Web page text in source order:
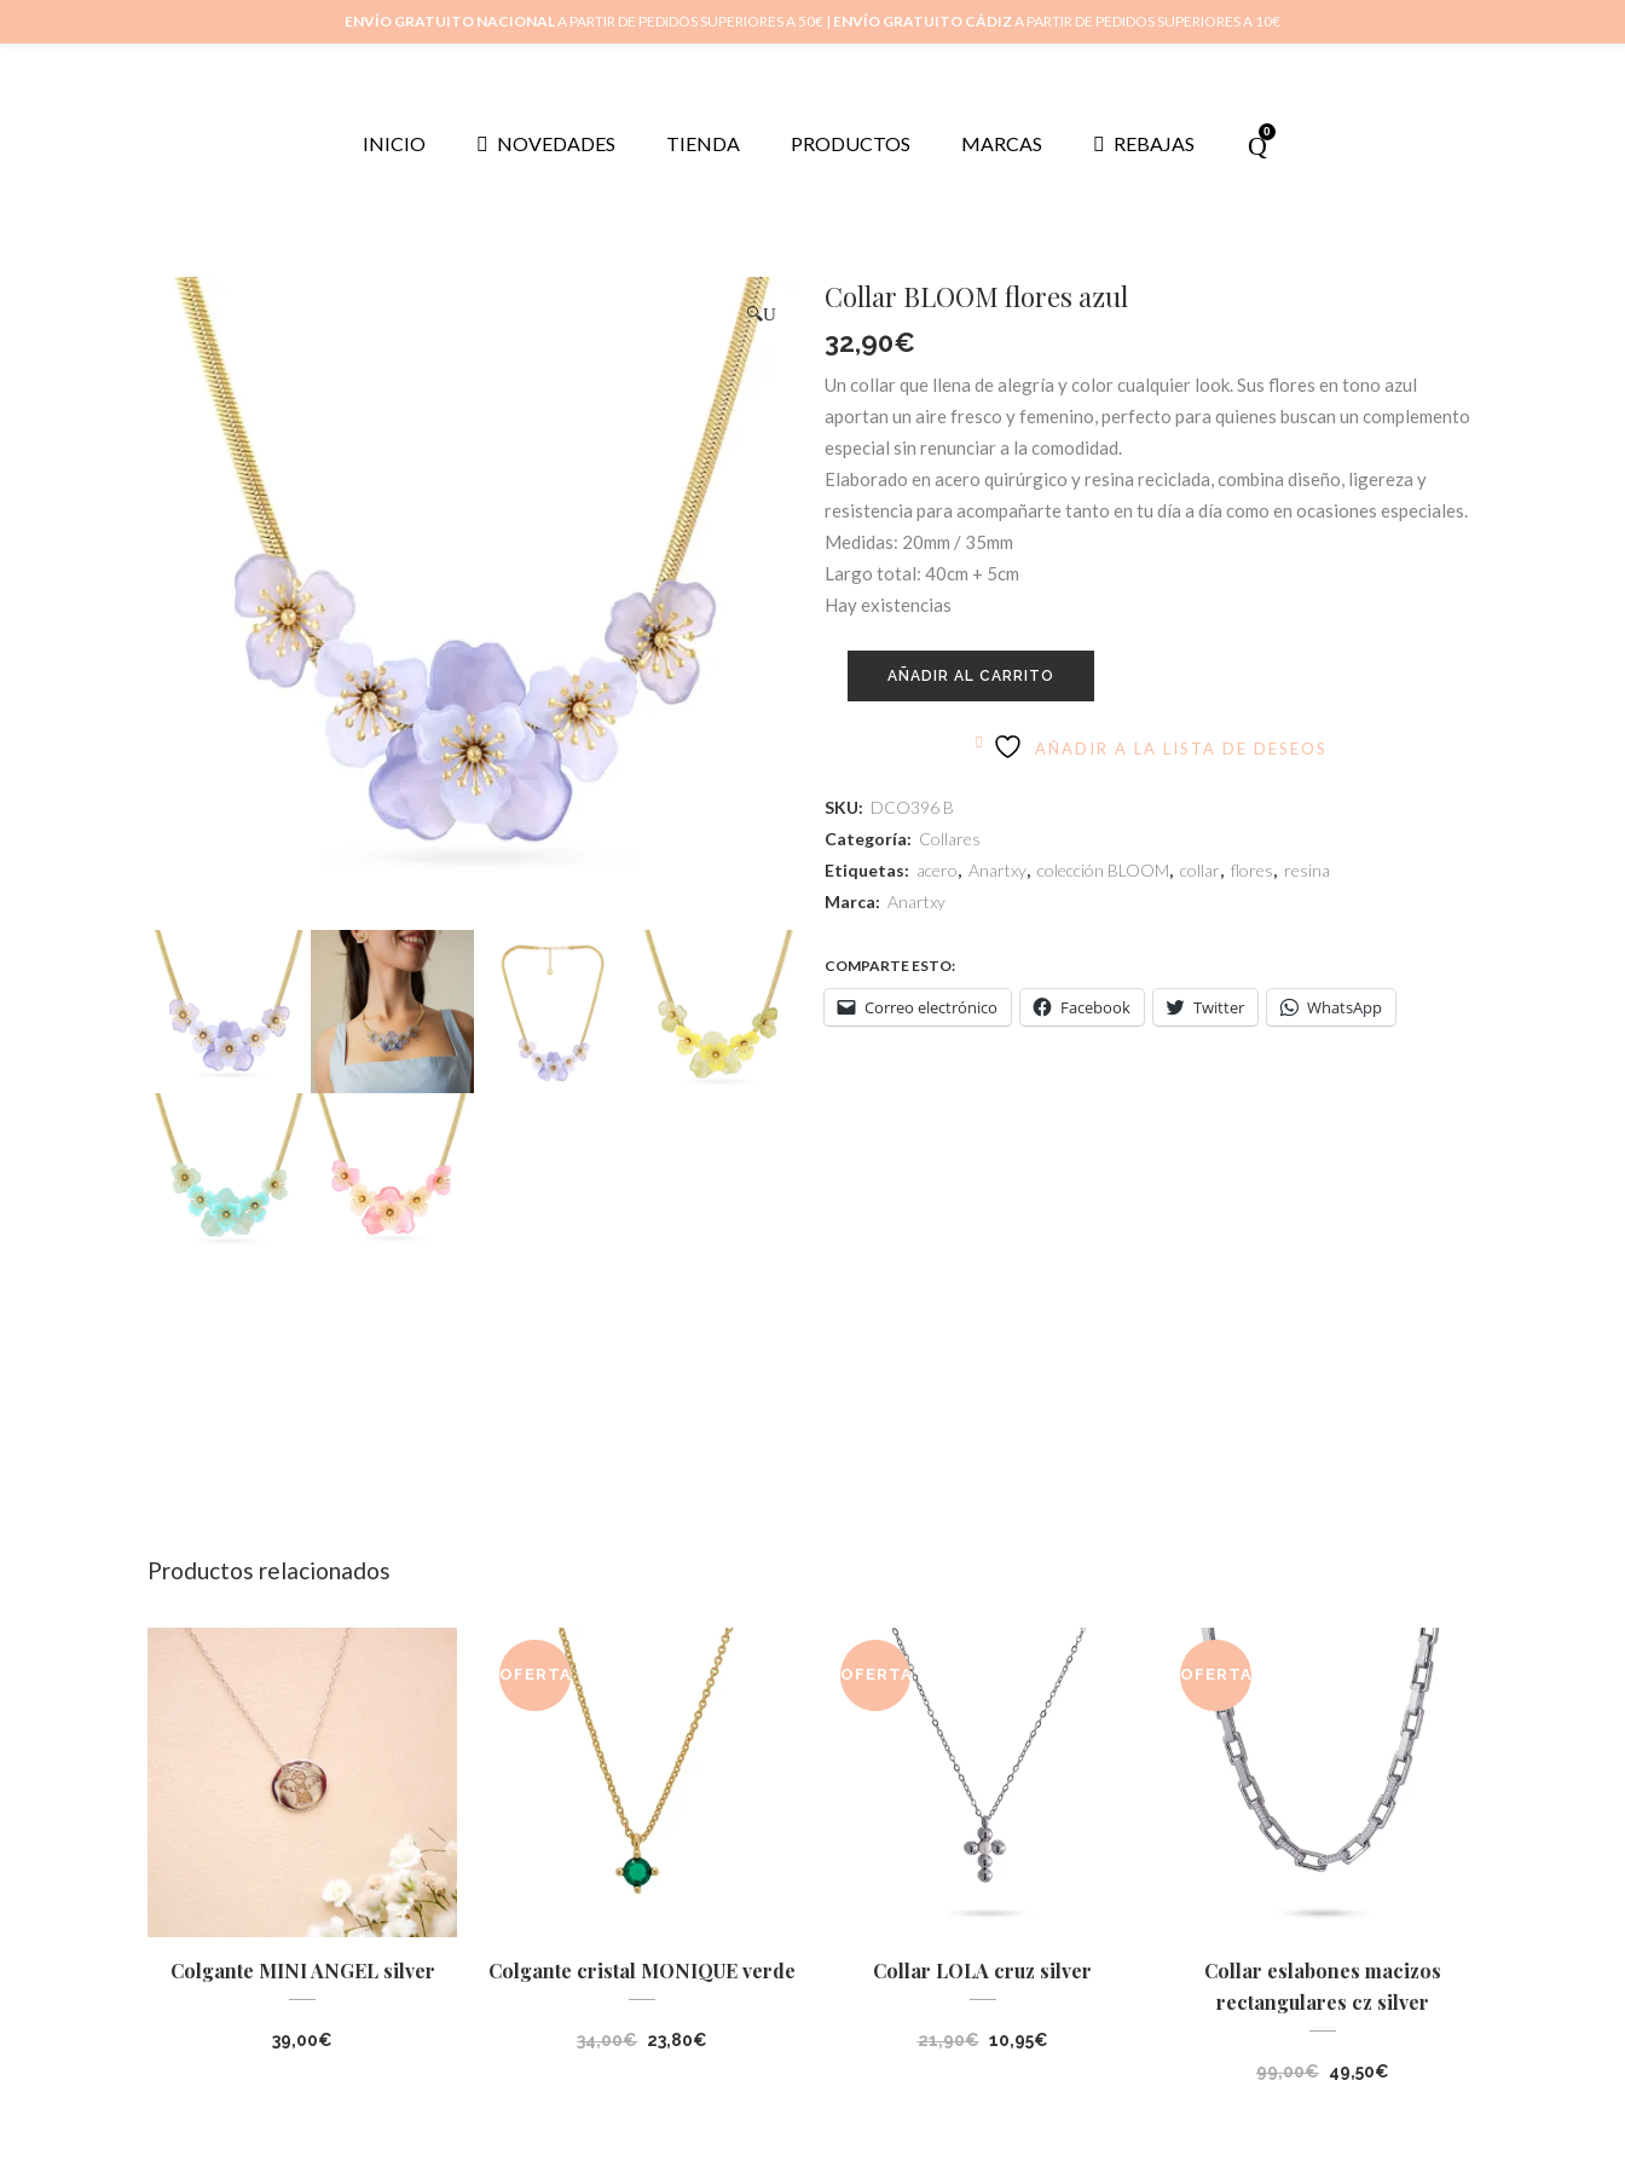
Inicio Mi cuenta Cuidado de tus joyas
INICIO NOVEDADES TIENDA PRODUCTOS MARCAS REBAJAS
0
🔍 Collar BLOOM flores azul
32,90€
Un collar que llena de alegría y color cualquier look. Sus flores en tono azul
aportan un aire fresco y femenino, perfecto para quienes buscan un complemento
especial sin renunciar a la comodidad.
Elaborado en acero quirúrgico y resina reciclada, combina diseño, ligereza y
resistencia para acompañarte tanto en tu día a día como en ocasiones especiales.
Medidas: 20mm / 35mm
Largo total: 40cm + 5cm
Hay existencias
AÑADIR AL CARRITO
AÑADIR A LA LISTA DE DESEOS
SKU: DCO396 B
Categoría: Collares
Etiquetas: acero, Anartxy, colección BLOOM, collar, flores, resina
Marca: Anartxy
COMPARTE ESTO:
Correo electrónico Facebook Twitter WhatsApp
Productos relacionados
Colgante MINI ANGEL silver
39,00€
OFERTA
Colgante cristal MONIQUE verde
34,00€ El
23,80€
OFERTA
Collar LOLA cruz silver
21,90€ El
10,95€El
OFERTA
Collar eslabones macizos
rectangulares cz silver
99,00€ El
49,50€El
ENVÍO GRATUITO NACIONALA PARTIR DE PEDIDOS SUPERIORES A 50€ | ENVÍO GRATUITO CÁDIZA PARTIR DE PEDIDOS SUPERIORES A 10€